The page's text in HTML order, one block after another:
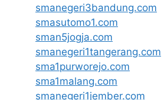
smanegeri3bandung.com
smasutomo1.com
sman5jogja.com
smanegeri1tangerang.com
sma1purworejo.com
sma1malang.com
smanegeri1jember.com